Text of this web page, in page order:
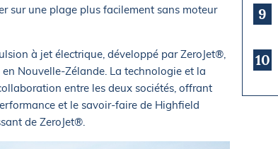
sur une plage plus facilement sans moteur
à jet électrique, développé par ZeroJet®,
Nouvelle-Zélande. La technologie et la
entre les deux sociétés, offrant
et le savoir-faire de Highfield
de ZeroJet®.
9
10